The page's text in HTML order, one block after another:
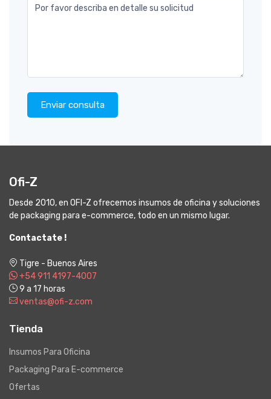
Por favor describa en detalle su solicitud
Enviar consulta
Ofi-Z
Desde 2010, en OFI-Z ofrecemos insumos de oficina y soluciones
de packaging para e-commerce, todo en un mismo lugar.
Contactate !
Tigre - Buenos Aires
+54 911 4197-4007
9 a 17 horas
ventas@ofi-z.com
Tienda
Insumos Para Oficina
Packaging Para E-commerce
Ofertas